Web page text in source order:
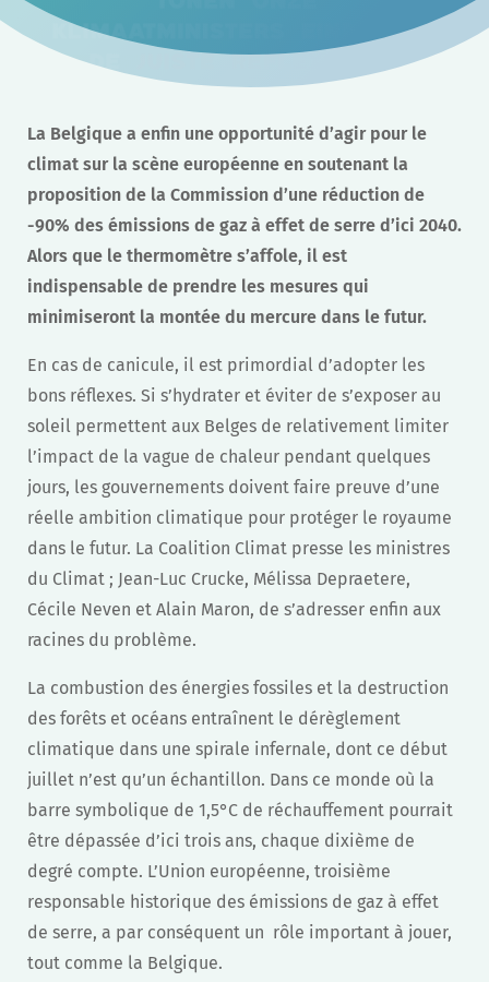
La Belgique a enfin une opportunité d’agir pour le
climat sur la scène européenne en soutenant la
proposition de la Commission d’une réduction de
-90% des émissions de gaz à effet de serre d’ici 2040.
Alors que le thermomètre s’affole, il est
indispensable de prendre les mesures qui
minimiseront la montée du mercure dans le futur.
En cas de canicule, il est primordial d’adopter les
bons réflexes. Si s’hydrater et éviter de s’exposer au
soleil permettent aux Belges de relativement limiter
l’impact de la vague de chaleur pendant quelques
jours, les gouvernements doivent faire preuve d’une
réelle ambition climatique pour protéger le royaume
dans le futur. La Coalition Climat presse les ministres
du Climat ; Jean-Luc Crucke, Mélissa Depraetere,
Cécile Neven et Alain Maron, de s’adresser enfin aux
racines du problème.
La combustion des énergies fossiles et la destruction
des forêts et océans entraînent le dérèglement
climatique dans une spirale infernale, dont ce début
juillet n’est qu’un échantillon. Dans ce monde où la
barre symbolique de 1,5°C de réchauffement pourrait
être dépassée d’ici trois ans, chaque dixième de
degré compte. L’Union européenne, troisième
responsable historique des émissions de gaz à effet
de serre, a par conséquent un rôle important à jouer,
tout comme la Belgique.